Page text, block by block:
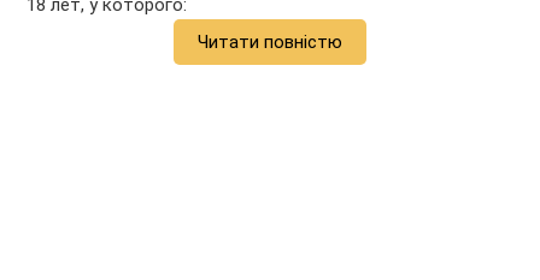
18 лет, у которого:
Читати повністю